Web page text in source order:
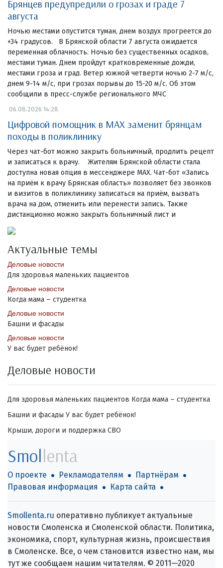
Брянцев предупредили о грозах и граде 7
августа
Ночью местами опустится туман, днем воздух прогреется до
+34 градусов. В Брянской области 7 августа ожидается
переменная облачность. Ночью без существенных осадков,
местами туман. Днем пройдут кратковременные дожди,
местами гроза и град. Ветер южной четверти ночью 2-7 м/с,
днем 9-14 м/с, при грозах порывы до 15-20 м/с. Об этом
сообщили в пресс-службе регионального МЧС
06.08.2026 14:28
Цифровой помощник в MAX заменит брянцам
походы в поликлинику
Через чат-бот можно закрыть больничный, продлить рецепт
и записаться к врачу. Жителям Брянской области стала
доступна новая опция в мессенджере MAX. Чат-бот «Запись
на приём к врачу Брянская область» позволяет без звонков
и визитов в поликлинику записаться на приём, вызвать
врача на дом, отменить или перенести запись. Также
дистанционно можно закрыть больничный лист и
Актуальные темы
Деловые новости
Для здоровья маленьких пациентов
Деловые новости
Когда мама – студентка
Деловые новости
Башни и фасады
Деловые новости
У вас будет ребёнок!
Деловые новости
Для здоровья маленьких пациентов Когда мама – студентка
Башни и фасады У вас будет ребёнок!
Крыши, дороги и поддержка СВО
Smollenta
О проекте Рекламодателям
Партнёрам
Правовая информация
Карта сайта
Smollenta.ru оперативно публикует актуальные
новости Смоленска и Смоленской области. Политика,
экономика, спорт, культурная жизнь, происшествия
в Смоленске. Все, о чем становится известно нам, мы
тут же сообщаем нашим читателям. © 2011—2020